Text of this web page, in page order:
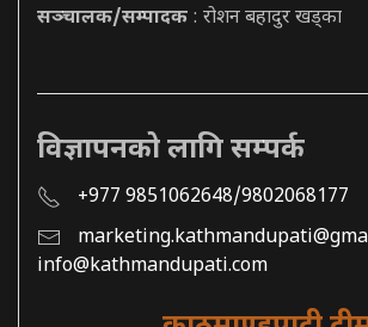
सञ्चालक/सम्पादक : रोशन बहादुर खड्का
विज्ञापनको लागि सम्पर्क
+977 9851062648/9802068177
info@kathmandupati.com